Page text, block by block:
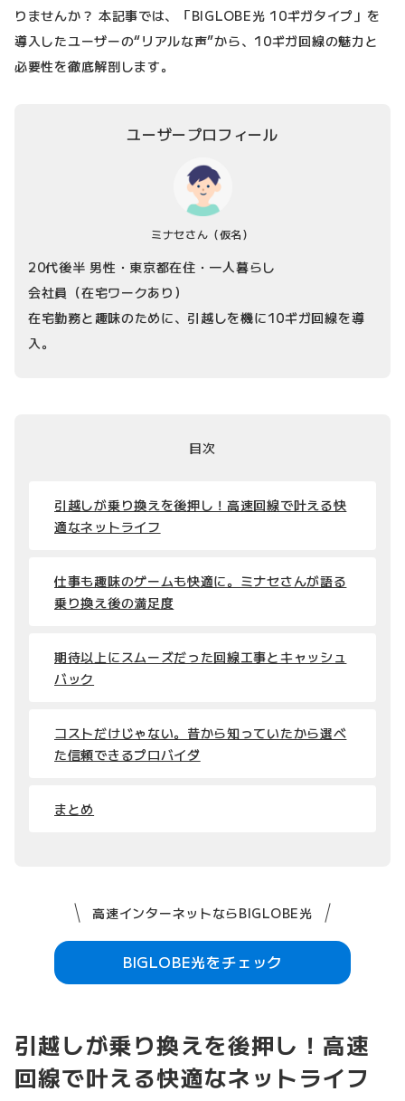
りませんか？ 本記事では、「BIGLOBE光 10ギガタイプ」を
導入したユーザーの“リアルな声”から、10ギガ回線の魅力と
必要性を徹底解剖します。
ユーザープロフィール
ミナセさん （仮名）
20代後半 男性・東京都在住・一人暮らし
会社員（在宅ワークあり）
在宅勤務と趣味のために、引越しを機に10ギガ回線を導
入。
目次
引越しが乗り換えを後押し！高速回線で叶える快
適なネットライフ
仕事も趣味のゲームも快適に。ミナセさんが語る
乗り換え後の満足度
期待以上にスムーズだった回線工事とキャッシュ
バック
コストだけじゃない。昔から知っていたから選べ
た信頼できるプロバイダ
まとめ
高速インターネットならBIGLOBE光
BIGLOBE光をチェック
引越しが乗り換えを後押し！高速
回線で叶える快適なネットライフ